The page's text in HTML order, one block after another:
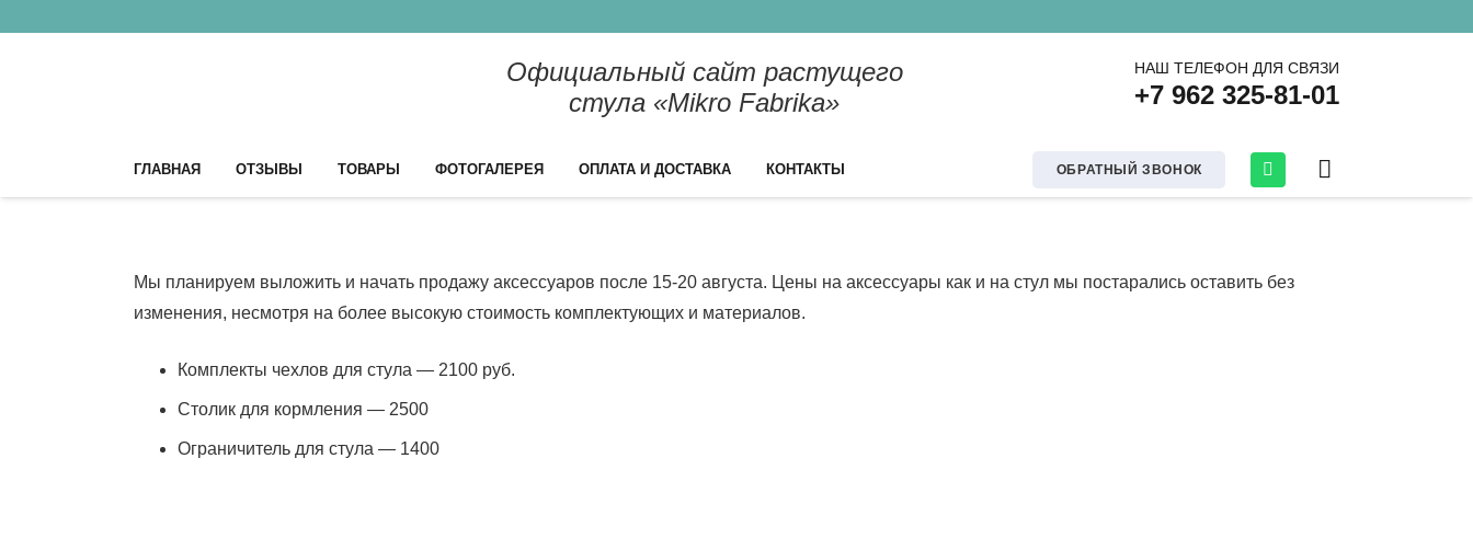
Официальный сайт растущего
стула «Mikro Fabrika»
НАШ ТЕЛЕФОН ДЛЯ СВЯЗИ
+7 962 325-81-01
ГЛАВНАЯ ОТЗЫВЫ ТОВАРЫ ФОТОГАЛЕРЕЯ ОПЛАТА И ДОСТАВКА КОНТАКТЫ ОБРАТНЫЙ ЗВОНОК
Мы планируем выложить и начать продажу аксессуаров после 15-20 августа. Цены на аксессуары как и на стул мы постарались оставить без
изменения, несмотря на более высокую стоимость комплектующих и материалов.
Комплекты чехлов для стула — 2100 руб.
Столик для кормления — 2500
Ограничитель для стула — 1400